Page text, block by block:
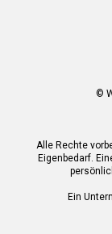
©
Alle Rechte
Eigenbedarf.
Ein